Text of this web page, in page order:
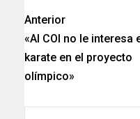
Anterior
«Al COI no le interesa
karate en el proyecto
olímpico»